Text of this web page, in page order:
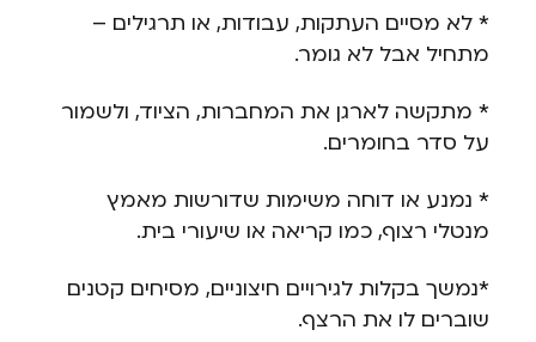
* לא מסיים העתקות, עבודות, או תרגילים –
מתחיל אבל לא גומר.
* מתקשה לארגן את המחברות, הציוד, ולשמור
על סדר בחומרים.
* נמנע או דוחה משימות שדורשות מאמץ
מנטלי רצוף, כמו קריאה או שיעורי בית.
*נמשך בקלות לגירויים חיצוניים, מסיחים קטנים
שוברים לו את הרצף.